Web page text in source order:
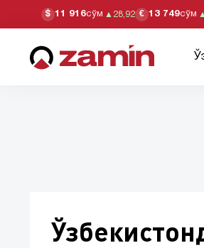
$ 11 916сўм ▲ 28,92 € 13 749сўм ▲